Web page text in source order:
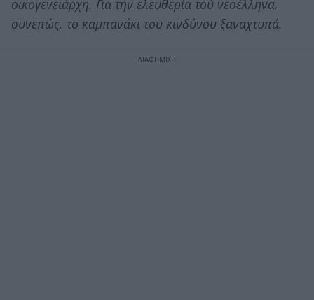
οικογενειάρχη. Για την ελευθερία τού νεοέλληνα,
συνεπώς, το καμπανάκι του κινδύνου ξαναχτυπά.